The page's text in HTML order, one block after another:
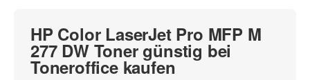
HP Color LaserJet Pro MFP M
277 DW Toner günstig bei
Toneroffice kaufen